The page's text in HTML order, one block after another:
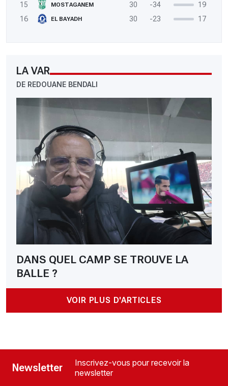
15
MOSTAGANEM 30 -34
19
16
EL BAYADH 30 -23 17
LA VAR
DE REDOUANE BENDALI
DANS QUEL CAMP SE TROUVE LA
BALLE ?
VOIR PLUS D'ARTICLES
Newsletter
Inscrivez-vous pour recevoir la
newsletter